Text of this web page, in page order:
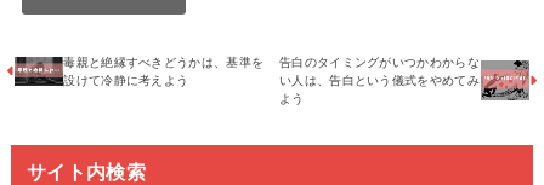
毒親と絶縁すべきどうかは、基準を
設けて冷静に考えよう
告白のタイミングがいつかわからな
い人は、告白という儀式をやめてみ
よう
サイト内検索